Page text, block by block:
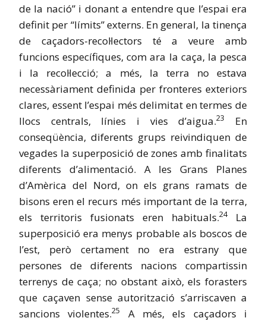
de la nació” i donant a entendre que l’espai era
definit per “límits” externs. En general, la tinença
de caçadors-recol·lectors té a veure amb
funcions específiques, com ara la caça, la pesca
i la recol·lecció; a més, la terra no estava
necessàriament definida per fronteres exteriors
clares, essent l’espai més delimitat en termes de
llocs centrals, línies i vies d’aigua.23
En
conseqüència, diferents grups reivindiquen de
vegades la superposició de zones amb finalitats
diferents d’alimentació. A les Grans Planes
d’Amèrica del Nord, on els grans ramats de
bisons eren el recurs més important de la terra,
els territoris fusionats eren habituals.24La
superposició era menys probable als boscos de
l’est, però certament no era estrany que
persones de diferents nacions compartissin
terrenys de caça; no obstant això, els forasters
que caçaven sense autorització s’arriscaven a
sancions violentes.25
A més, els caçadors i